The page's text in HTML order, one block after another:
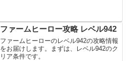
ファームヒーロー攻略 レベル942
ファームヒーローのレベル942の攻略情報
をお届けします。まずは、レベル942のク
リア条件です。